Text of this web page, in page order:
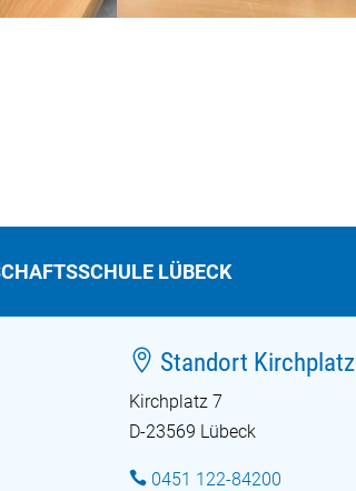
LÜBECK
 Standort Kirchplatz
Kirchplatz 7
D-23569 Lübeck
 0451 122-84200